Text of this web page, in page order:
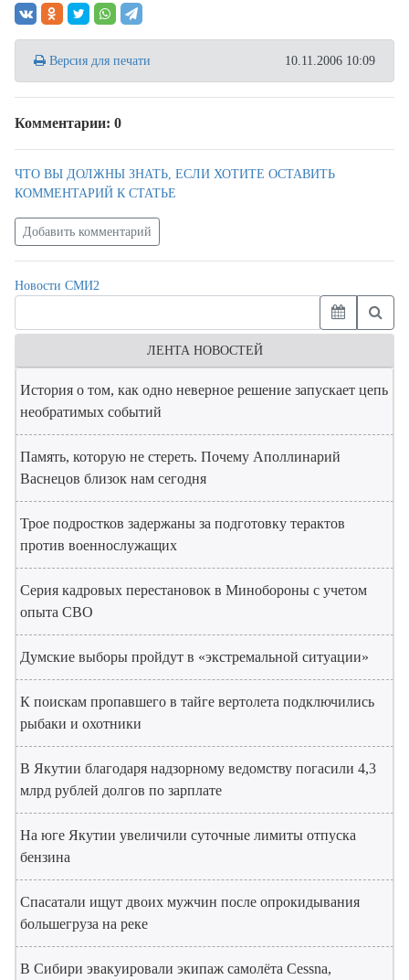
Версия для печати 10.11.2006 10:09
Комментарии: 0
ЧТО ВЫ ДОЛЖНЫ ЗНАТЬ, ЕСЛИ ХОТИТЕ ОСТАВИТЬ
КОММЕНТАРИЙ К СТАТЬЕ
Добавить комментарий
Новости СМИ2
ЛЕНТА НОВОСТЕЙ
История о том, как одно неверное решение запускает цепь
необратимых событий
Память, которую не стереть. Почему Аполлинарий
Васнецов близок нам сегодня
Трое подростков задержаны за подготовку терактов
против военнослужащих
Серия кадровых перестановок в Минобороны с учетом
опыта СВО
Думские выборы пройдут в «экстремальной ситуации»
К поискам пропавшего в тайге вертолета подключились
рыбаки и охотники
В Якутии благодаря надзорному ведомству погасили 4,3
млрд рублей долгов по зарплате
На юге Якутии увеличили суточные лимиты отпуска
бензина
Спасатали ищут двоих мужчин после опрокидывания
большегруза на реке
В Сибири эвакуировали экипаж самолёта Cessna,